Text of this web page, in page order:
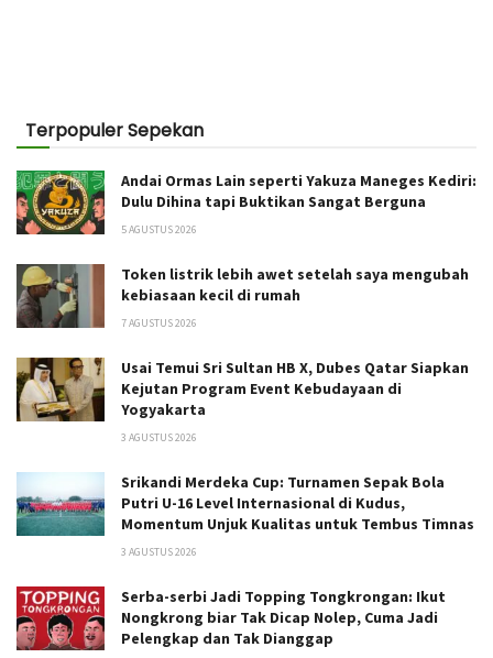
Terpopuler Sepekan
Andai Ormas Lain seperti Yakuza Maneges Kediri:
Dulu Dihina tapi Buktikan Sangat Berguna
5 AGUSTUS 2026
Token listrik lebih awet setelah saya mengubah
kebiasaan kecil di rumah
7 AGUSTUS 2026
Usai Temui Sri Sultan HB X, Dubes Qatar Siapkan
Kejutan Program Event Kebudayaan di
Yogyakarta
3 AGUSTUS 2026
Srikandi Merdeka Cup: Turnamen Sepak Bola
Putri U-16 Level Internasional di Kudus,
Momentum Unjuk Kualitas untuk Tembus Timnas
3 AGUSTUS 2026
Serba-serbi Jadi Topping Tongkrongan: Ikut
Nongkrong biar Tak Dicap Nolep, Cuma Jadi
Pelengkap dan Tak Dianggap